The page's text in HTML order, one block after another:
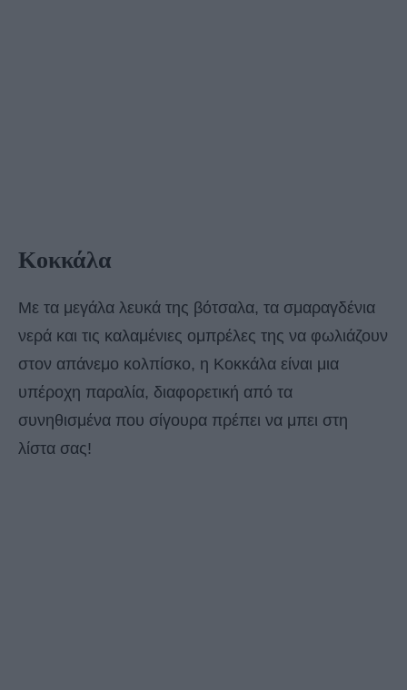
Κοκκάλα
Με τα μεγάλα λευκά της βότσαλα, τα σμαραγδένια
νερά και τις καλαμένιες ομπρέλες της να φωλιάζουν
στον απάνεμο κολπίσκο, η Κοκκάλα είναι μια
υπέροχη παραλία, διαφορετική από τα
συνηθισμένα που σίγουρα πρέπει να μπει στη
λίστα σας!